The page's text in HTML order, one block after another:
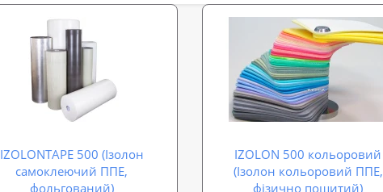
IZOLONTAPE 500 (Ізолон
самоклеючий ППЕ,
фольгований)
IZOLON 500 кольоровий
(Ізолон кольоровий ППЕ,
фізично пошитий)